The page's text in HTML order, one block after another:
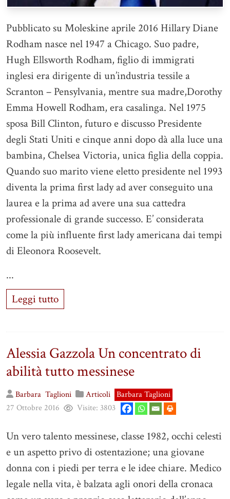
Pubblicato su Moleskine aprile 2016 Hillary Diane
Rodham nasce nel 1947 a Chicago. Suo padre,
Hugh Ellsworth Rodham, figlio di immigrati
inglesi era dirigente di un’industria tessile a
Scranton – Pensylvania, mentre sua madre,Dorothy
Emma Howell Rodham, era casalinga. Nel 1975
sposa Bill Clinton, futuro e discusso Presidente
degli Stati Uniti e cinque anni dopo dà alla luce una
bambina, Chelsea Victoria, unica figlia della coppia.
Quando suo marito viene eletto presidente nel 1993
diventa la prima first lady ad aver conseguito una
laurea e la prima ad avere una sua cattedra
professionale di grande successo. E’ considerata
come la più influente first lady americana dai tempi
di Eleonora Roosevelt.
...
Leggi tutto
Alessia Gazzola Un concentrato di
abilità tutto messinese
Barbara Taglioni Articoli Barbara Taglioni
27 Ottobre 2016
Visite: 3803
Un vero talento messinese, classe 1982, occhi celesti
e un aspetto privo di ostentazione; una giovane
donna con i piedi per terra e le idee chiare. Medico
legale nella vita, è balzata agli onori della cronaca